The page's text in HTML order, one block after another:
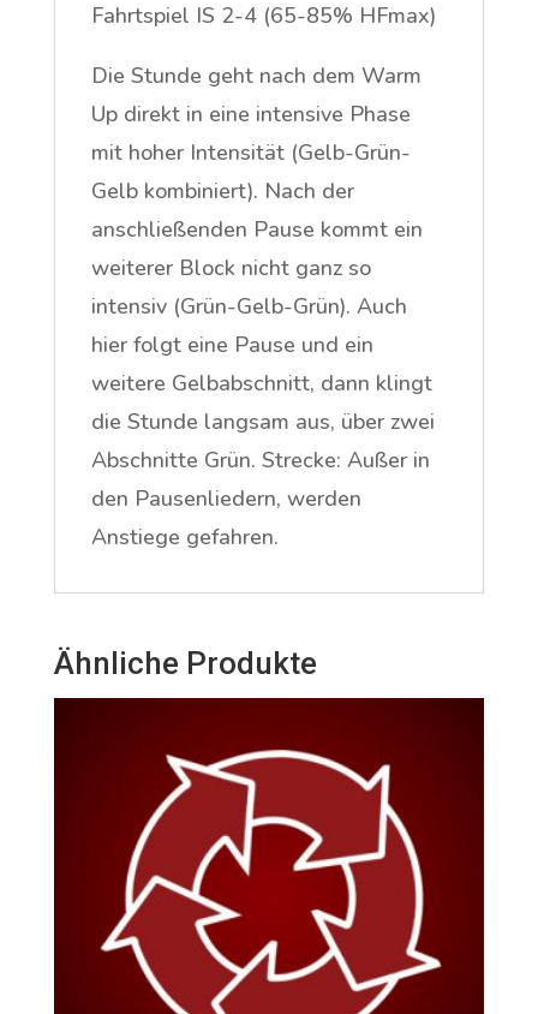
Fahrtspiel IS 2-4 (65-85% HFmax)
Die Stunde geht nach dem Warm
Up direkt in eine intensive Phase
mit hoher Intensität (Gelb-Grün-
Gelb kombiniert). Nach der
anschließenden Pause kommt ein
weiterer Block nicht ganz so
intensiv (Grün-Gelb-Grün). Auch
hier folgt eine Pause und ein
weitere Gelbabschnitt, dann klingt
die Stunde langsam aus, über zwei
Abschnitte Grün. Strecke: Außer in
den Pausenliedern, werden
Anstiege gefahren.
Ähnliche Produkte